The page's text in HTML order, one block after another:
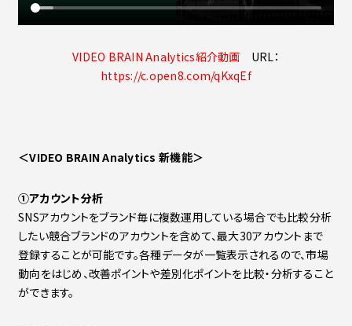
VIDEO BRAIN Analytics紹介動画 URL：
https://c.open8.com/qKxqEf
＜VIDEO BRAIN Analytics 新機能＞
①アカウント分析
SNSアカウントをブランド毎に複数運用している場合でも比較分析
したい競合ブランドのアカウントを含めて、最大30アカウントまで
登録することが可能です。各種データが一覧表示されるので、市場
動向をはじめ、改善ポイントや差別化ポイントを比較・分析すること
ができます。